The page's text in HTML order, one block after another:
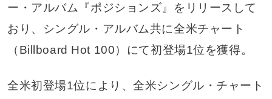
ー・アルバム『ポジションズ』をリリースして
おり、シングル・アルバム共に全米チャート
（Billboard Hot 100）にて初登場1位を獲得。
全米初登場1位により、全米シングル・チャート